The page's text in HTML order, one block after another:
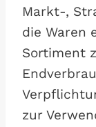
Markt-,
die Waren
Sortiment
zur